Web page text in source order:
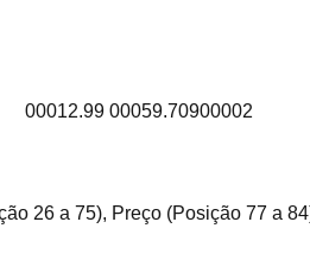
00012.99 00059.70900002
26 a 75), Preço (Posição 77 a